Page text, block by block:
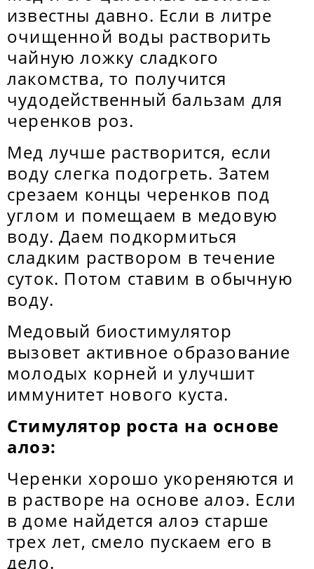
известны давно. Если в литре
очищенной воды растворить
чайную ложку сладкого
лакомства, то получится
чудодейственный бальзам для
черенков роз.
Мед лучше растворится, если
воду слегка подогреть. Затем
срезаем концы черенков под
углом и помещаем в медовую
воду. Даем подкормиться
сладким раствором в течение
суток. Потом ставим в обычную
воду.
Медовый биостимулятор
вызовет активное образование
молодых корней и улучшит
иммунитет нового куста.
Стимулятор роста на основе
алоэ:
Черенки хорошо укореняются и
в растворе на основе алоэ. Если
в доме найдется алоэ старше
трех лет, смело пускаем его в
дело.